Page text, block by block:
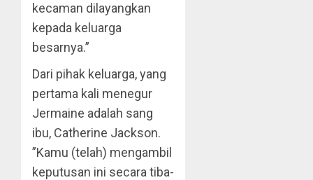
kecaman dilayangkan
kepada keluarga
besarnya.”
Dari pihak keluarga, yang
pertama kali menegur
Jermaine adalah sang
ibu, Catherine Jackson.
”Kamu (telah) mengambil
keputusan ini secara tiba-